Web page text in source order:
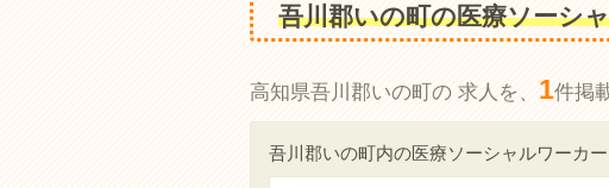
吾川郡いの町の医療ソーシ
高知県吾川郡いの町の 求人を、 1件掲
吾川郡いの町内の医療ソーシャルワーカ